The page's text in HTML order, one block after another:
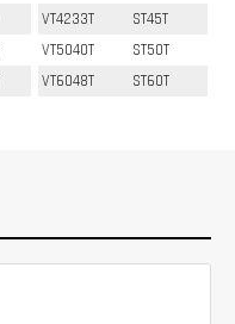
VT4233T
ST45T
VT5040T
ST50T
VT6048T
ST60T